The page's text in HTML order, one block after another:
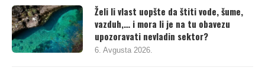
Želi li vlast uopšte da štiti vode, šume,
vazduh,… i mora li je na tu obavezu
upozoravati nevladin sektor?
6. Avgusta 2026.